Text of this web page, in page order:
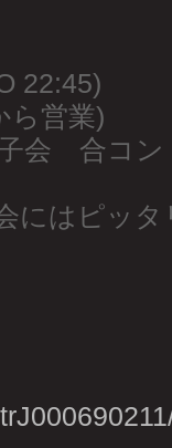
22:45)
ら営業)
会 合コ
にはピッタ